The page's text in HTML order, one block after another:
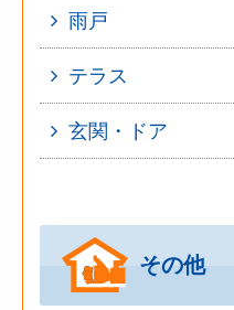
雨戸
テラス
玄関・ドア
その他